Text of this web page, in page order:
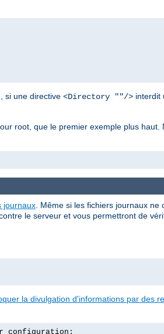
si une directive <Directory ""/> interdit
root, que le premier exemple plus haut.
journaux . Même si les fichiers journaux ne
le serveur et vous permettront de
la divulgation d'informations par des
configuration: